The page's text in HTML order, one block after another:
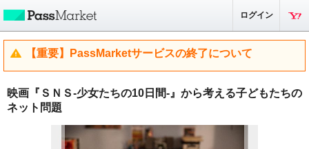
ログイン
【重要】PassMarketサービスの終了について
映画『ＳＮＳ-少女たちの10日間-』から考える子どもたちの
ネット問題